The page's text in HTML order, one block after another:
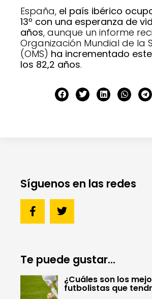
España, el país ibérico
13º con una esperanza de
años, aunque un informe
Organización Mundial de la
(OMS) ha incrementado
los 82,2 años.
Síguenos en las redes
Te puede gustar...
¿Cuáles son los
futbolistas que